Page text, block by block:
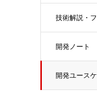
技術解説・
開発ノート
開発ユース